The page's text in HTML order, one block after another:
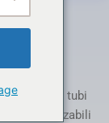
tubi, barre, tubi
personalizzabili